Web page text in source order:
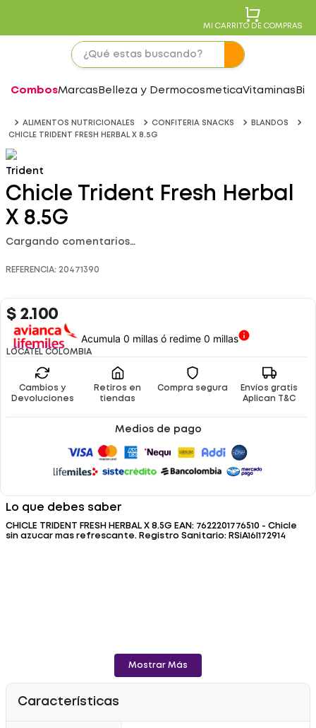
MI CARRITO DE COMPRAS
CombosMarcas Belleza y DermocosmeticaVitaminas
ALIMENTOS NUTRICIONALES CONFITERIA SNACKS
BLANDOS
CHICLE TRIDENT FRESH HERBAL X 8.5G
Trident
Chicle Trident Fresh Herbal
X 8.5G
Cargando comentarios…
REFERENCIA: 20471390
$ 2.100
Acumula 0 millas ó redime 0 millas
LOCATEL COLOMBIA
Cambios y
Devoluciones
Retiros en
tiendas
Compra segura
Envíos gratis
Aplican T&C
Medios de pago
Lo que debes saber
CHICLE TRIDENT FRESH HERBAL X 8.5G EAN: 7622201776510 - Chicle
sin azucar mas refrescante. Registro Sanitario: RSiA16I172914
Mostrar Más
Características